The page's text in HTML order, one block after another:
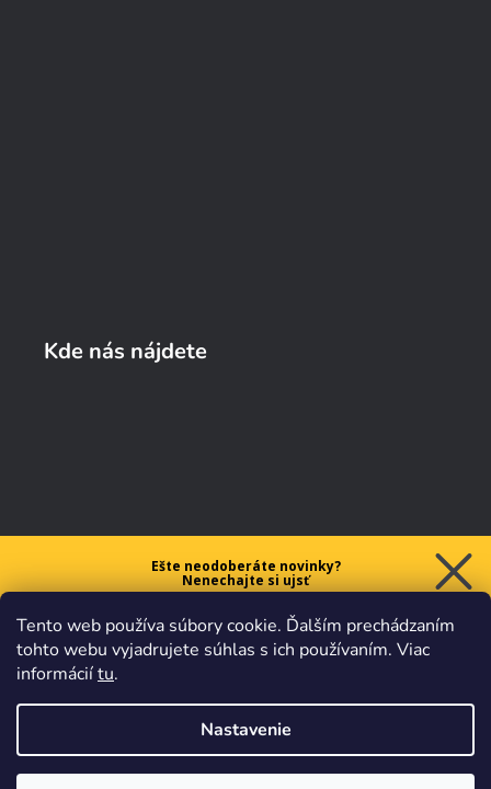
Tento web používa súbory cookie. Ďalším prechádzaním
tohto webu vyjadrujete súhlas s ich používaním. Viac
informáciítu.
Nastavenie
Kde nás nájdete
Ešte neodoberáte novinky?
Nenechajte si ujsť
na prvý nákup nad 40 €.
Chcem zľavu